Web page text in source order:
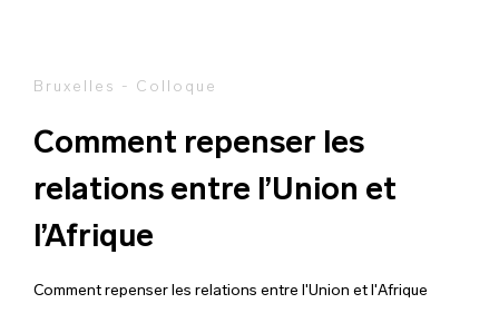
Bruxelles - Colloque
Comment repenser les
relations entre l’Union et
l’Afrique
Comment repenser les relations entre l'Union et l'Afrique